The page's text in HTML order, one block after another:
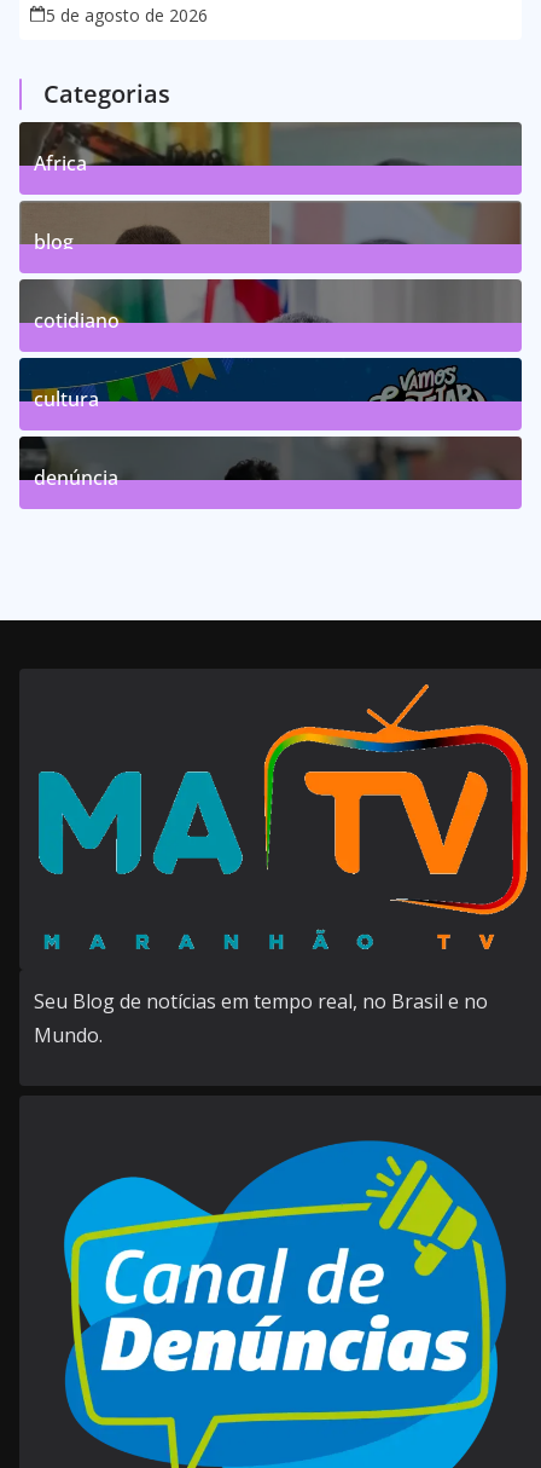
5 de agosto de 2026
Categorias
Africa
0Posts
blog
75Posts
cotidiano
46Posts
cultura
63Posts
denúncia
Seu Blog de notícias em tempo real, no Brasil e no
Mundo.